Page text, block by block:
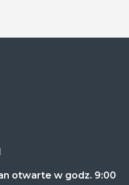
otwarte w godz. 9:00